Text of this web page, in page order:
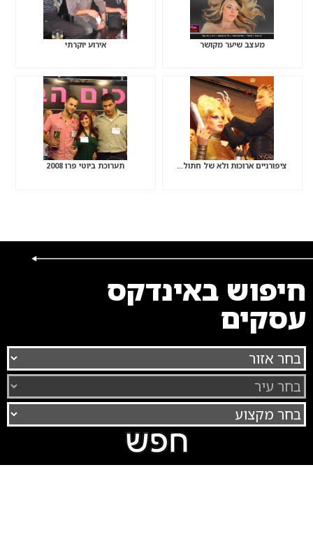
מעצב שיער מקושר אירוע יוקרתי
ציפורניים ארוכות ולא של חתול… תערוכת ביוטי פרו 2008
חיפוש באינדקס
עסקים